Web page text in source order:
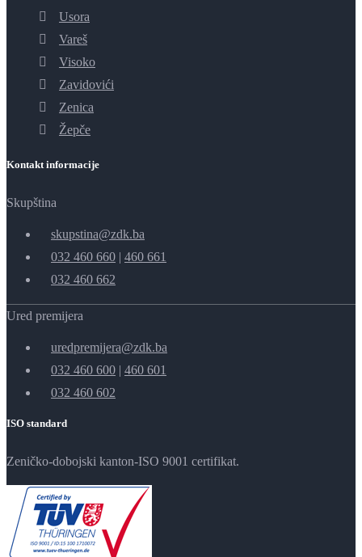
Usora
Vareš
Visoko
Zavidovići
Zenica
Žepče
Kontakt informacije
Skupština
skupstina@zdk.ba
032 460 660 | 460 661
032 460 662
Ured premijera
uredpremijera@zdk.ba
032 460 600 | 460 601
032 460 602
ISO standard
Zeničko-dobojski kanton-ISO 9001 certifikat.